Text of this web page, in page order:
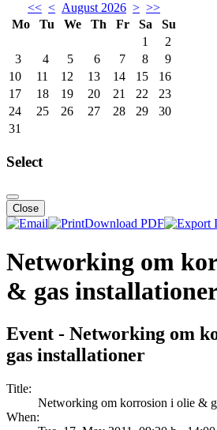
<< < August 2026 > >>
Mo
Tu We Th Fr Sa
Su
1
2
3
4 5 6 7 8
9
10
11 12 13 14 15
16
17
18 19 20 21 22
23
24
25 26 27 28 29
30
31
Select
Close
Download PDF
Networking om
& gas
Event - Networking om
gas installationer
Title:
Networking om korrosion i olie &
When: